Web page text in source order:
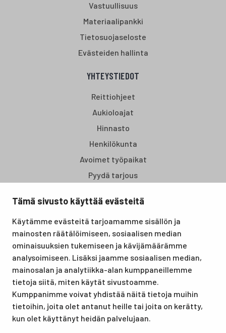
Tämä sivusto käyttää evästeitä
Käytämme evästeitä tarjoamamme sisällön ja
mainosten räätälöimiseen, sosiaalisen median
ominaisuuksien tukemiseen ja kävijämäärämme
analysoimiseen. Lisäksi jaamme sosiaalisen median,
mainosalan ja analytiikka-alan kumppaneillemme
tietoja siitä, miten käytät sivustoamme.
Kumppanimme voivat yhdistää näitä tietoja muihin
tietoihin, joita olet antanut heille tai joita on kerätty,
kun olet käyttänyt heidän palvelujaan.
Vastuullisuus
Materiaalipankki
Tietosuojaseloste
Evästeiden hallinta
YHTEYSTIEDOT
Reittiohjeet
Aukioloajat
Hinnasto
Henkilökunta
Avoimet työpaikat
Pyydä tarjous
koulutus- ja vapaa-ajan keskus, joka tarjoaa puitteet niin
lomille, harrastuksille kuin kansainvälisen tason
urheilutapahtumillekin. Santasport on myös virallinen
olympiavalmennuskeskus lumi- ja jääurheilulajeissa sekä
taitovalmennuksessa.